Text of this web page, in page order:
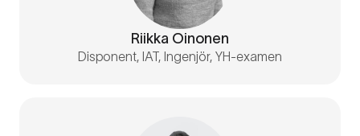
Riikka Oinonen
Disponent, IAT, Ingenjör, YH-examen